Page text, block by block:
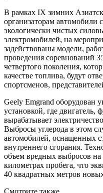
В рамках IX зимних
организаторам автомобили
экологически чистых
электромобилей, на
задействованы модели,
проведения соревнований
четвертого поколения,
качестве топлива, будут
спортсменов,
Geely Emgrand оборудован
установкой, где
вырабатывает
Выбросы углерода в этом
автомобилей, оснащенных
внутреннего сгорания.
объем вредных выбросов
километрах пробега, что
40 квадратных метров
Смотрите также